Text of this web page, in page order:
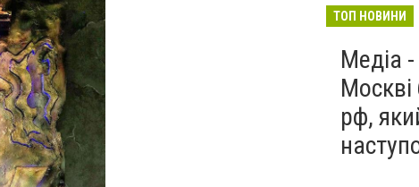
ТОП НОВИНИ
Медіа
рф,